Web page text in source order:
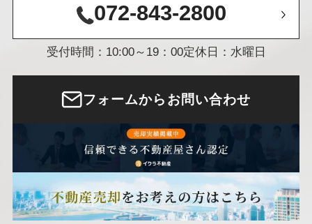
072-843-2800
受付時間：10:00～19：00定休日：水曜日
フォームからお問い合わせ